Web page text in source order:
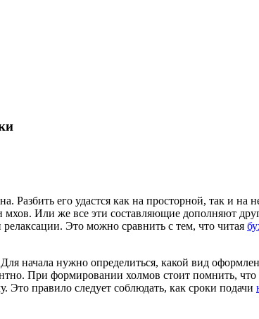
его удастся как на просторной, так и на
Или же все эти составляющие дополняют
релаксации. Это можно сравнить с тем, что читая
начала нужно определиться, какой вид
При формировании холмов стоит помнить,
правило следует соблюдать, как сроки подачи